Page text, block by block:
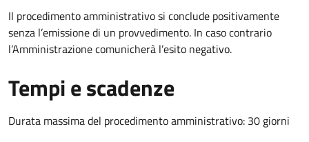
Il procedimento amministrativo si conclude positivamente
senza l’emissione di un provvedimento. In caso contrario
l’Amministrazione comunicherà l’esito negativo.
Tempi e scadenze
Durata massima del procedimento amministrativo: 30 giorni